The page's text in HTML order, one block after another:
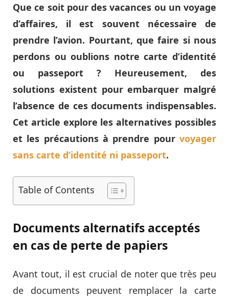
Que ce soit pour des vacances ou un voyage
d’affaires, il est souvent nécessaire de
prendre l’avion. Pourtant, que faire si nous
perdons ou oublions notre carte d’identité
ou passeport ? Heureusement, des
solutions existent pour embarquer malgré
l’absence de ces documents indispensables.
Cet article explore les alternatives possibles
et les précautions à prendre pour voyager
sans carte d’identité ni passeport.
Table of Contents
Documents alternatifs acceptés
en cas de perte de papiers
Avant tout, il est crucial de noter que très peu
de documents peuvent remplacer la carte